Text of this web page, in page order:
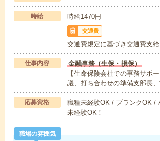
時給 時給1470円
交通費
交通費規定に基づき交通費支給
仕事内容
金融事務（生保・損保）
【生命保険会社での事務サポ
議、打ち合わせの準備支部長
応募資格
職種未経験OK / ブランクOK /
未経験OK！
職場の雰囲気